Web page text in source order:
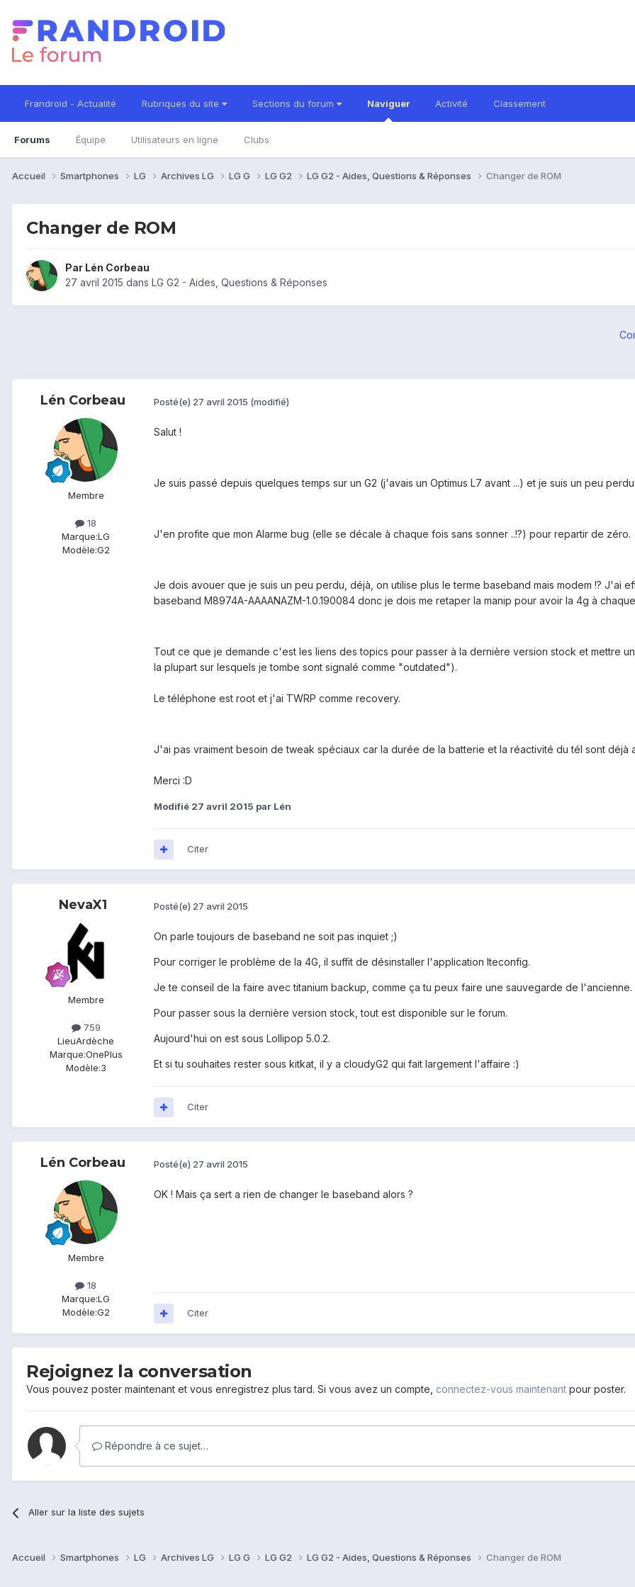
Frandroid - Actualité Rubriques du site Sections du forum Naviguer
Forums Équipe Utilisateurs en ligne Clubs
Activité Classement
Accueil Smartphones LG Archives LG LG G LG G2 LG G2 - Aides, Questions & Réponses Changer de ROM
Changer de ROM
Par Lén Corbeau
27 avril 2015 dans LG G2 - Aides, Questions & Réponses
Lén Corbeau
Membre
18
Marque:LG
Modèle:G2
Posté(e) 27 avril 2015 (modifié)
Salut !
Je suis passé depuis quelques temps sur un G2 (j'avais un Optimus L7 avant ...) et je suis un peu perdu.
J'en profite que mon Alarme bug (elle se décale à chaque fois sans sonner ..!?) pour repartir de zéro.
Je dois avouer que je suis un peu perdu, déjà, on utilise plus le terme baseband mais modem !? J'ai
baseband M8974A-AAAANAZM-1.0.190084 donc je dois me retaper la manip pour avoir la 4g à
Tout ce que je demande c'est les liens des topics pour passer à la dernière version stock et mettre
la plupart sur lesquels je tombe sont signalé comme "outdated").
Le téléphone est root et j'ai TWRP comme recovery.
J'ai pas vraiment besoin de tweak spéciaux car la durée de la batterie et la réactivité du tél sont déjà
Merci :D
Modifié 27 avril 2015 par Lén
Citer
NevaX1
Membre
759
LieuArdèche
Marque:OnePlus
Modèle:3
Posté(e) 27 avril 2015
On parle toujours de baseband ne soit pas inquiet ;)
Pour corriger le problème de la 4G, il suffit de désinstaller l'application lteconfig.
Je te conseil de la faire avec titanium backup, comme ça tu peux faire une sauvegarde de l'ancienne.
Pour passer sous la dernière version stock, tout est disponible sur le forum.
Aujourd'hui on est sous Lollipop 5.0.2.
Et si tu souhaites rester sous kitkat, il y a cloudyG2 qui fait largement l'affaire :)
Citer
Lén Corbeau
Membre
18
Marque:LG
Modèle:G2
Posté(e) 27 avril 2015
OK ! Mais ça sert a rien de changer le baseband alors ?
Citer
Rejoignez la conversation
Vous pouvez poster maintenant et vous enregistrez plus tard. Si vous avez un compte, connectez-vous maintenant pour poster.
Répondre à ce sujet…
Aller sur la liste des sujets
Accueil Smartphones LG Archives LG LG G LG G2 LG G2 - Aides, Questions & Réponses Changer de ROM